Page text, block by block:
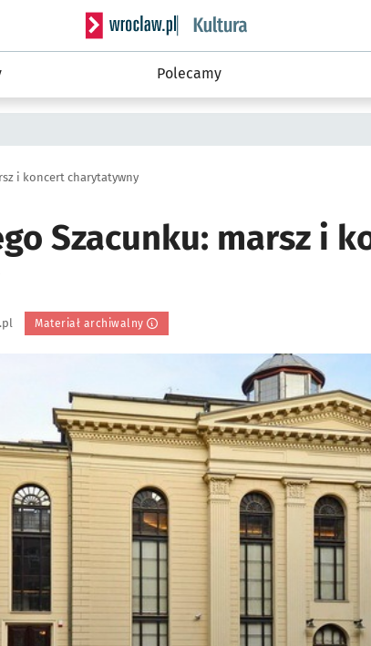
Serwis informacyjny wroclaw.pl podserwis:
Polecamy
i koncert charytatywny
Szacunku: marsz i
Materiał archiwalny